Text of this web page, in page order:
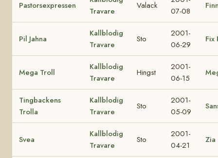
Pastorsexpressen
Travare
Valack
07-08
Pil Jahna
Kallblodig
Travare
Sto
2001-
06-29
Fix
Mega Troll
Kallblodig
Travare
Hingst
2001-
06-15
Tingbackens
Trolla
Kallblodig
Travare
Sto
2001-
05-09
Svea
Kallblodig
Travare
Sto
2001-
04-21
Zia